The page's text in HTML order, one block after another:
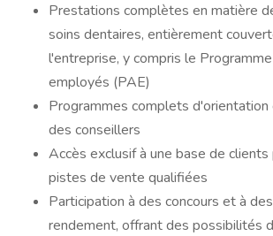
Prestations complètes en matière
soins dentaires, entièrement
l'entreprise, y compris le
employés (PAE)
Programmes complets
des conseillers
Accès exclusif à une base de
pistes de vente qualifiées
Participation à des concours et à
rendement, offrant des possibilités